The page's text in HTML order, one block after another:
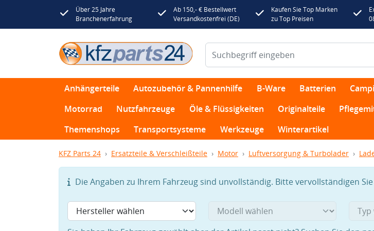
Über 25 Jahre
Branchenerfahrung
Ab 150,- € Bestellwert
Versandkostenfrei (DE)
Kaufen Sie Top Marken
zu Top Preisen
Anhängerteile Autozubehör & Pannenhilfe B-Ware Batterien
Motorrad
Nutzfahrzeuge Öle & Flüssigkeiten Originalteile
Themenshops
Transportsysteme Werkzeuge Winterartikel
KFZ Parts 24 Ersatzteile & Verschleißteile Motor Luftversorgung & Turbolader
Die Angaben zu Ihrem Fahrzeug sind unvollständig. Bitte vervollständigen